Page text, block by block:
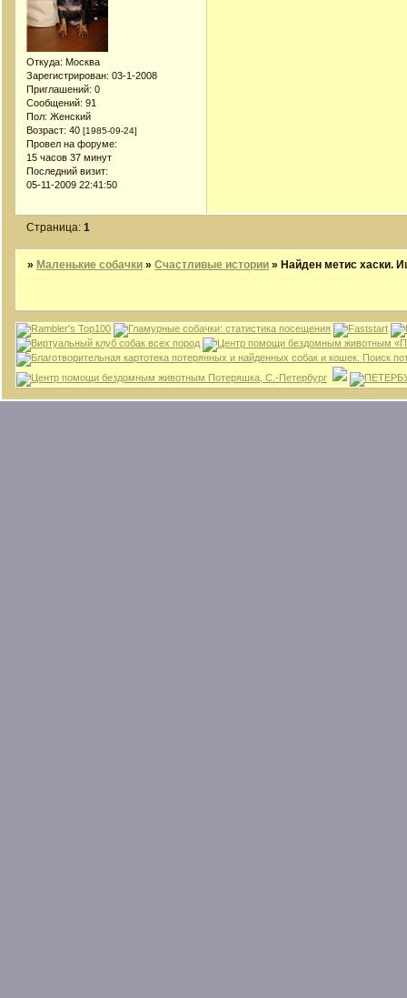
Откуда: Москва
Зарегистрирован: 03-1-2008
Приглашений: 0
Сообщений: 91
Пол: Женский
Возраст: 40 [1985-09-24]
Провел на форуме:
15 часов 37 минут
Последний визит:
05-11-2009 22:41:50
Страница:1
» Маленькие собачки »Счастливые истории » Найден метис хаски.